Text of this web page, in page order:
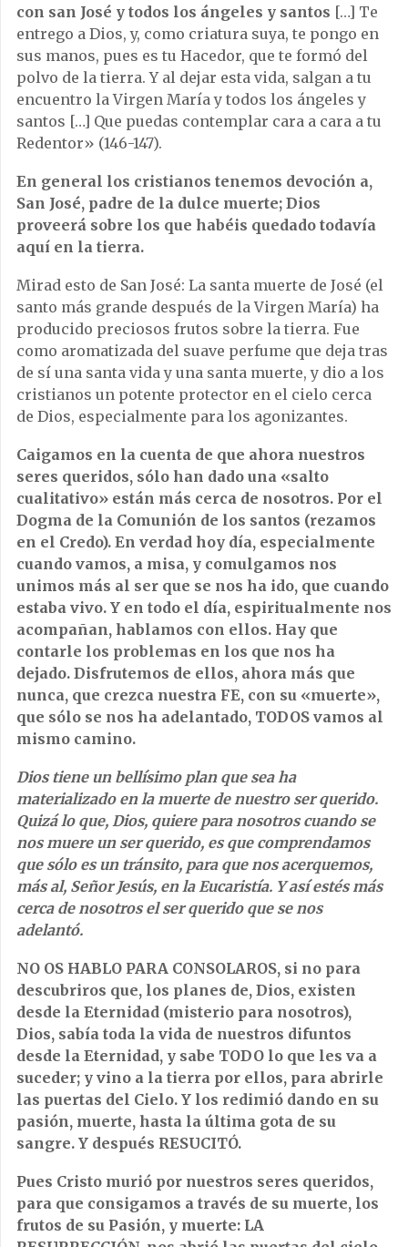
con san José y todos los ángeles y santos […] Te
entrego a Dios, y, como criatura suya, te pongo en
sus manos, pues es tu Hacedor, que te formó del
polvo de la tierra. Y al dejar esta vida, salgan a tu
encuentro la Virgen María y todos los ángeles y
santos […] Que puedas contemplar cara a cara a tu
Redentor» (146-147).
En general los cristianos tenemos devoción a,
San José, padre de la dulce muerte; Dios
proveerá sobre los que habéis quedado todavía
aquí en la tierra.
Mirad esto de San José: La santa muerte de José (el
santo más grande después de la Virgen María) ha
producido preciosos frutos sobre la tierra. Fue
como aromatizada del suave perfume que deja tras
de sí una santa vida y una santa muerte, y dio a los
cristianos un potente protector en el cielo cerca
de Dios, especialmente para los agonizantes.
Caigamos en la cuenta de que ahora nuestros
seres queridos, sólo han dado una «salto
cualitativo» están más cerca de nosotros. Por el
Dogma de la Comunión de los santos (rezamos
en el Credo). En verdad hoy día, especialmente
cuando vamos, a misa, y comulgamos nos
unimos más al ser que se nos ha ido, que cuando
estaba vivo. Y en todo el día, espiritualmente nos
acompañan, hablamos con ellos. Hay que
contarle los problemas en los que nos ha
dejado. Disfrutemos de ellos, ahora más que
nunca, que crezca nuestra FE, con su «muerte»,
que sólo se nos ha adelantado, TODOS vamos al
mismo camino.
Dios tiene un bellísimo plan que sea ha
materializado en la muerte de nuestro ser querido.
Quizá lo que, Dios, quiere para nosotros cuando se
nos muere un ser querido, es que comprendamos
que sólo es un tránsito, para que nos acerquemos,
más al, Señor Jesús, en la Eucaristía. Y así estés más
cerca de nosotros el ser querido que se nos
adelantó.
NO OS HABLO PARA CONSOLAROS, si no para
descubriros que, los planes de, Dios, existen
desde la Eternidad (misterio para nosotros),
Dios, sabía toda la vida de nuestros difuntos
desde la Eternidad, y sabe TODO lo que les va a
suceder; y vino a la tierra por ellos, para abrirle
las puertas del Cielo. Y los redimió dando en su
pasión, muerte, hasta la última gota de su
sangre. Y después RESUCITÓ.
Pues Cristo murió por nuestros seres queridos,
para que consigamos a través de su muerte, los
frutos de su Pasión, y muerte: LA